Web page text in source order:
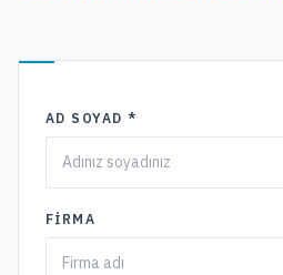
AD SOYAD *
FIRMA